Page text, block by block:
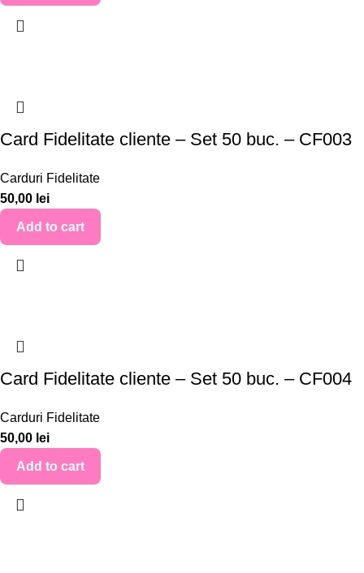
Card Fidelitate cliente – Set 50 buc. – CF003
Carduri Fidelitate
50,00 lei
Add to cart
Card Fidelitate cliente – Set 50 buc. – CF004
Carduri Fidelitate
50,00 lei
Add to cart